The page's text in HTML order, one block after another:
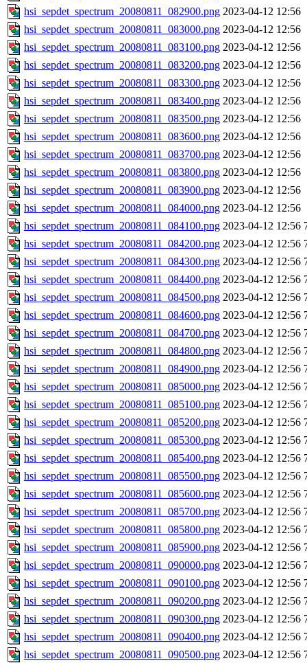
hsi_sepdet_spectrum_20080811_082900.png 2023-04-12 12:56
hsi_sepdet_spectrum_20080811_083000.png 2023-04-12 12:56
hsi_sepdet_spectrum_20080811_083100.png 2023-04-12 12:56
hsi_sepdet_spectrum_20080811_083200.png 2023-04-12 12:56
hsi_sepdet_spectrum_20080811_083300.png 2023-04-12 12:56
hsi_sepdet_spectrum_20080811_083400.png 2023-04-12 12:56
hsi_sepdet_spectrum_20080811_083500.png 2023-04-12 12:56
hsi_sepdet_spectrum_20080811_083600.png 2023-04-12 12:56
hsi_sepdet_spectrum_20080811_083700.png 2023-04-12 12:56
hsi_sepdet_spectrum_20080811_083800.png 2023-04-12 12:56
hsi_sepdet_spectrum_20080811_083900.png 2023-04-12 12:56
hsi_sepdet_spectrum_20080811_084000.png 2023-04-12 12:56
hsi_sepdet_spectrum_20080811_084100.png 2023-04-12 12:56
hsi_sepdet_spectrum_20080811_084200.png 2023-04-12 12:56
hsi_sepdet_spectrum_20080811_084300.png 2023-04-12 12:56
hsi_sepdet_spectrum_20080811_084400.png 2023-04-12 12:56
hsi_sepdet_spectrum_20080811_084500.png 2023-04-12 12:56
hsi_sepdet_spectrum_20080811_084600.png 2023-04-12 12:56
hsi_sepdet_spectrum_20080811_084700.png 2023-04-12 12:56
hsi_sepdet_spectrum_20080811_084800.png 2023-04-12 12:56
hsi_sepdet_spectrum_20080811_084900.png 2023-04-12 12:56
hsi_sepdet_spectrum_20080811_085000.png 2023-04-12 12:56
hsi_sepdet_spectrum_20080811_085100.png 2023-04-12 12:56
hsi_sepdet_spectrum_20080811_085200.png 2023-04-12 12:56
hsi_sepdet_spectrum_20080811_085300.png 2023-04-12 12:56
hsi_sepdet_spectrum_20080811_085400.png 2023-04-12 12:56
hsi_sepdet_spectrum_20080811_085500.png 2023-04-12 12:56
hsi_sepdet_spectrum_20080811_085600.png 2023-04-12 12:56
hsi_sepdet_spectrum_20080811_085700.png 2023-04-12 12:56
hsi_sepdet_spectrum_20080811_085800.png 2023-04-12 12:56
hsi_sepdet_spectrum_20080811_085900.png 2023-04-12 12:56
hsi_sepdet_spectrum_20080811_090000.png 2023-04-12 12:56
hsi_sepdet_spectrum_20080811_090100.png 2023-04-12 12:56
hsi_sepdet_spectrum_20080811_090200.png 2023-04-12 12:56
hsi_sepdet_spectrum_20080811_090300.png 2023-04-12 12:56
hsi_sepdet_spectrum_20080811_090400.png 2023-04-12 12:56
hsi_sepdet_spectrum_20080811_090500.png 2023-04-12 12:56